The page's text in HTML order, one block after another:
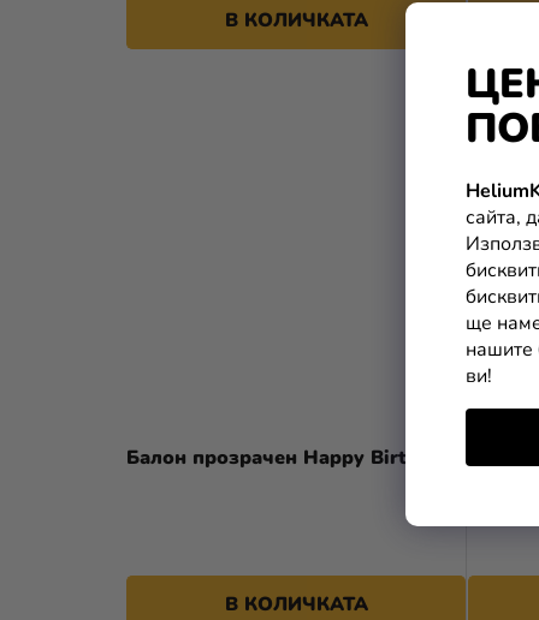
сайта,
ще
нашите
ви!
В КОЛИЧКАТА
Балон прозрачен Happy Birthday
В КОЛИЧКАТА